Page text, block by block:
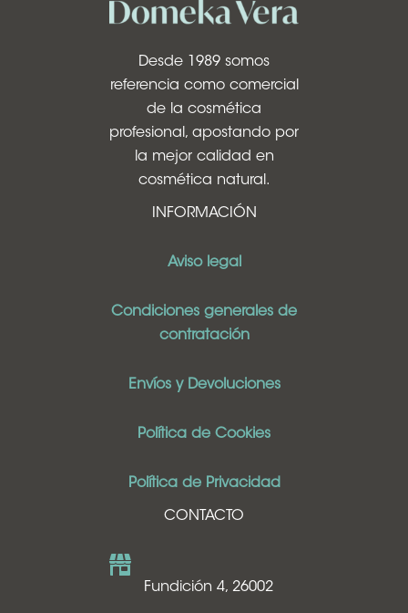
Desde 1989 somos
referencia como comercial
de la cosmética
profesional, apostando por
la mejor calidad en
cosmética natural.
INFORMACIÓN
Aviso legal
Condiciones generales de
contratación
Envíos y Devoluciones
Política de Cookies
Política de Privacidad
CONTACTO
Fundición 4, 26002